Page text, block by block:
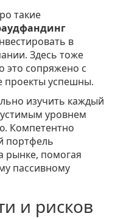
такие
в
Здесь тоже
это сопряжено с
проекты успешны.
изучить каждый
уровнем
Компетентно
портфель
рынке, помогая
пассивному
и рисков